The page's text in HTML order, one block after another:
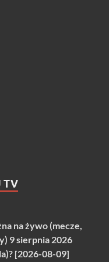
TV
na żywo (mecze,
9 sierpnia 2026
[2026-08-09]